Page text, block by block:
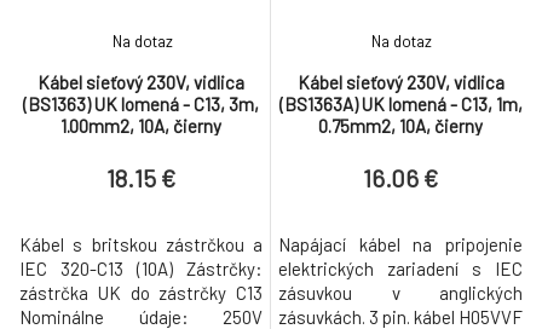
Kábel sieťový 230V, vidlica
(BS1363) UK lomená - C13, 3m,
1.00mm2, 10A, čierny
Na dotaz
18.15 €
Kábel s britskou zástrčkou a
IEC 320-C13 (10A) Zástrčky:
zástrčka UK do zástrčky C13
Nominálne údaje: 250V
Kábel sieťový 230V, vidlica
(BS1363A) UK lomená - C13, 1m,
0.75mm2, 10A, čierny
Na dotaz
16.06 €
Napájací kábel na pripojenie
elektrických zariadení s IEC
zásuvkou v anglických
zásuvkách. 3 pin. kábel H05VVF